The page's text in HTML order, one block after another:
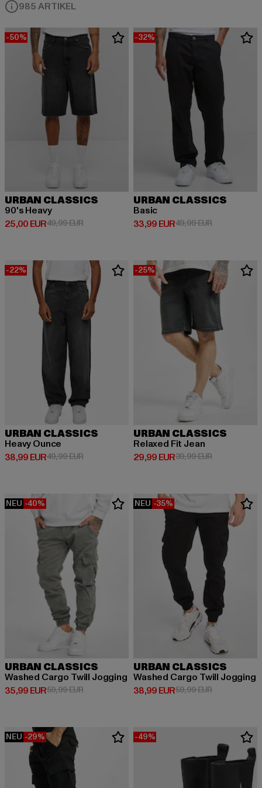
985 ARTIKEL
-50%
URBAN CLASSICS
90's Heavy
25,00 EUR
Derzeitiger Preis: 25,00 EUR
49,99 EURAktionspreis: 49,99 EUR
-32%
URBAN CLASSICS
Basic
33,99 EUR
Derzeitiger Preis: 33,99 EUR
49,99 EURAktionspreis:
-22%
URBAN CLASSICS
Heavy Ounce
38,99 EUR
Derzeitiger Preis: 38,99 EUR
49,99 EURAktionspreis: 49,99 EUR
-25%
URBAN CLASSICS
Relaxed Fit Jean
29,99 EUR
Derzeitiger Preis: 29,99 EUR
39,99 EURAktionspreis:
NEU -40%
URBAN CLASSICS
Washed Cargo Twill Jogging
35,99 EUR
Derzeitiger Preis: 35,99 EUR
59,99 EURAktionspreis: 59,99 EUR
NEU -35%
URBAN CLASSICS
Washed Cargo Twill Jogging
38,99 EUR
Derzeitiger Preis: 38,99 EUR
59,99 EURAktionspreis:
NEU -29% -49%